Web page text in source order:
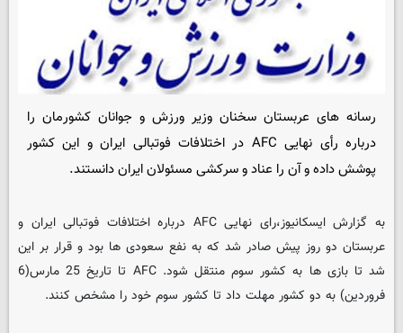
رسانه های عربستان سخنان وزیر ورزش و جوانان کشورمان را
درباره رأی نهایی AFC در اختلافات فوتبالی ایران و این کشور
پوشش داده و آن را عناد و سرکشی مسئولان ایران دانستند.
به گزارش ایسکانیوز،رای نهایی AFC درباره اختلافات فوتبالی ایران و
عربستان دو روز پیش صادر شد که به نفع سعودی ها بود و قرار بر این
شد تا بازی ها به کشور سوم منتقل شود. AFC تا تاریخ 25 مارس(6
فروردین) به دو کشور مهلت داد تا کشور سوم خود را مشخص کنند.